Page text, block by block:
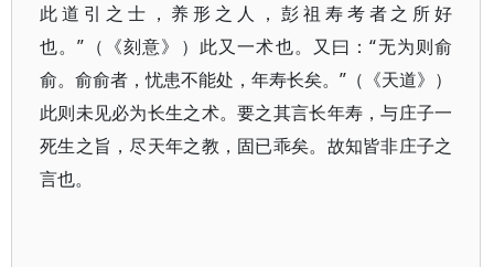
此道引之士，养形之人，彭祖寿考者之所好
也。”（《刻意》）此又一术也。又曰：“无为则俞
俞。俞俞者，忧患不能处，年寿长矣。”（《天道》）
此则未见必为长生之术。要之其言长年寿，与庄子一
死生之旨，尽天年之教，固已乖矣。故知皆非庄子之
言也。